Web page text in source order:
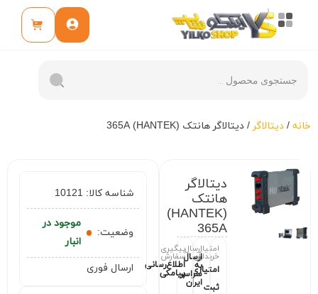
خانه / دیتالاگر / ديتالاگر هانتک (HANTEK) 365A
ديتالاگر
هانتک
(HANTEK)
365A
امتیاز
خریداران
امتیازی
ثبت
ارسال
ارسال
به
سراسر
ایران
پیگیری
سفارش
اطلاع‌رسانی
پیامکی
شناسه کالا: 10121
وضعیت:
موجود در
انبار
ارسال فوری